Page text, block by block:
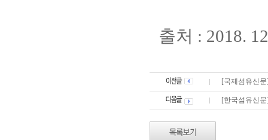
출처 : 2018.
[국제섬유신
[한국섬유신